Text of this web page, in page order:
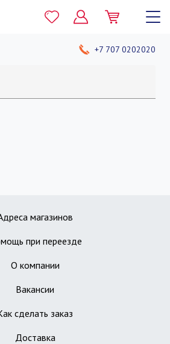
+7 707 0202020
магазинов
при переезде
О компании
Вакансии
сделать заказ
Доставка